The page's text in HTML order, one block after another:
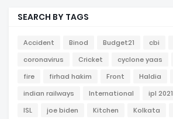
SEARCH BY TAGS
Accident Binod Budget21 cbi
coronavirus
Cricket cyclone yaas
fire
firhad hakim Front Haldia
indian railways
International ipl 2021
ISL
joe biden Kitchen Kolkata